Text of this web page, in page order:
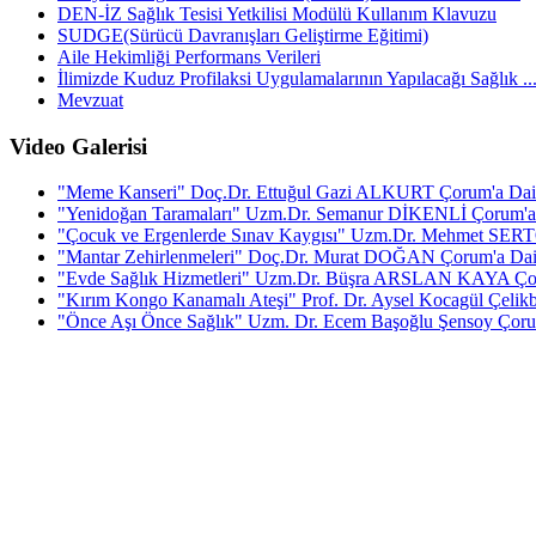
DEN-İZ Sağlık Tesisi Yetkilisi Modülü Kullanım Klavuzu
SUDGE(Sürücü Davranışları Geliştirme Eğitimi)
Aile Hekimliği Performans Verileri
İlimizde Kuduz Profilaksi Uygulamalarının Yapılacağı Sağlık ...
Mevzuat
Video Galerisi
"Meme Kanseri" Doç.Dr. Ettuğul Gazi ALKURT Çorum'a
"Yenidoğan Taramaları" Uzm.Dr. Semanur DİKENLİ
"Çocuk ve Ergenlerde Sınav Kaygısı" Uzm.Dr. Mehmet
"Mantar Zehirlenmeleri" Doç.Dr. Murat DOĞAN Çorum'a
"Evde Sağlık Hizmetleri" Uzm.Dr. Büşra ARSLAN KAYA
"Kırım Kongo Kanamalı Ateşi" Prof. Dr. Aysel Kocagül
"Önce Aşı Önce Sağlık" Uzm. Dr. Ecem Başoğlu Şensoy